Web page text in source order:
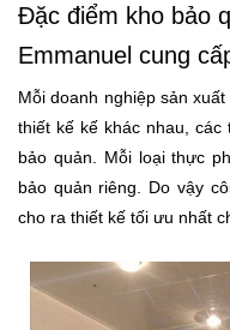
Đặc điểm kho bảo
Emmanuel cung
Mỗi doanh nghiệp sản
thiết kế kế khác nhau,
bảo quản. Mỗi loại thực
bảo quản riêng. Do vậy
cho ra thiết kế tối ưu nhất